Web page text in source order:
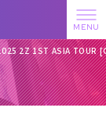
2Z 1ST ASIA TOUR